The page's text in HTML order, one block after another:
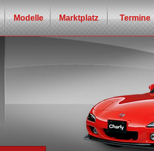
Modelle Marktplatz Termine